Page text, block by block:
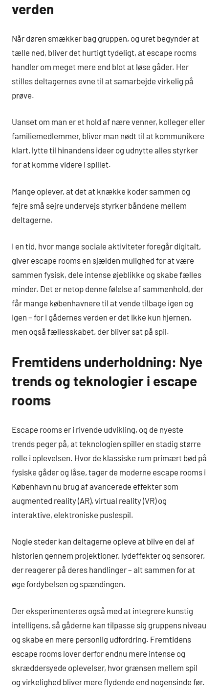
verden
Når døren smækker bag gruppen, og uret begynder at
tælle ned, bliver det hurtigt tydeligt, at escape rooms
handler om meget mere end blot at løse gåder. Her
stilles deltagernes evne til at samarbejde virkelig på
prøve.
Uanset om man er et hold af nære venner, kolleger eller
familiemedlemmer, bliver man nødt til at kommunikere
klart, lytte til hinandens ideer og udnytte alles styrker
for at komme videre i spillet.
Mange oplever, at det at knække koder sammen og
fejre små sejre undervejs styrker båndene mellem
deltagerne.
I en tid, hvor mange sociale aktiviteter foregår digitalt,
giver escape rooms en sjælden mulighed for at være
sammen fysisk, dele intense øjeblikke og skabe fælles
minder. Det er netop denne følelse af sammenhold, der
får mange københavnere til at vende tilbage igen og
igen – for i gådernes verden er det ikke kun hjernen,
men også fællesskabet, der bliver sat på spil.
Fremtidens underholdning: Nye
trends og teknologier i escape
rooms
Escape rooms er i rivende udvikling, og de nyeste
trends peger på, at teknologien spiller en stadig større
rolle i oplevelsen. Hvor de klassiske rum primært bød på
fysiske gåder og låse, tager de moderne escape rooms i
København nu brug af avancerede effekter som
augmented reality (AR), virtual reality (VR) og
interaktive, elektroniske puslespil.
Nogle steder kan deltagerne opleve at blive en del af
historien gennem projektioner, lydeffekter og sensorer,
der reagerer på deres handlinger – alt sammen for at
øge fordybelsen og spændingen.
Der eksperimenteres også med at integrere kunstig
intelligens, så gåderne kan tilpasse sig gruppens niveau
og skabe en mere personlig udfordring. Fremtidens
escape rooms lover derfor endnu mere intense og
skræddersyede oplevelser, hvor grænsen mellem spil
og virkelighed bliver mere flydende end nogensinde før.